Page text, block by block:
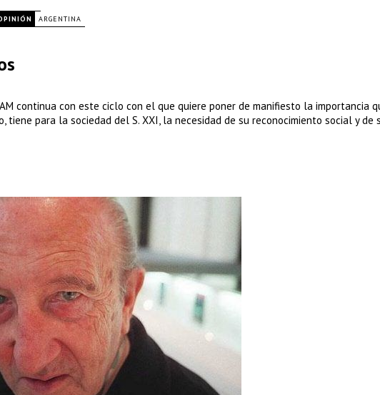
ARGENTINA
continua con este ciclo con el que quiere poner de manifiesto la importancia
tiene para la sociedad del S. XXI, la necesidad de su reconocimiento social y de